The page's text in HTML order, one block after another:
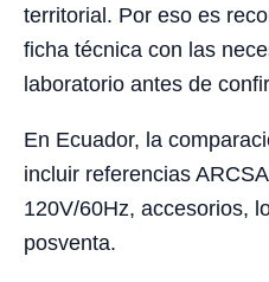
territorial. Por eso es
ficha técnica con las
laboratorio antes de
En Ecuador, la
incluir referencias
120V/60Hz, accesorios,
posventa.